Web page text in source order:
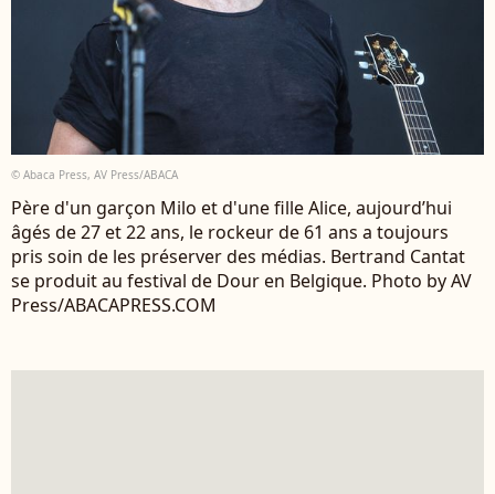
© Abaca Press, AV Press/ABACA
Père d'un garçon Milo et d'une fille Alice, aujourd’hui
âgés de 27 et 22 ans, le rockeur de 61 ans a toujours
pris soin de les préserver des médias. Bertrand Cantat
se produit au festival de Dour en Belgique. Photo by AV
Press/ABACAPRESS.COM